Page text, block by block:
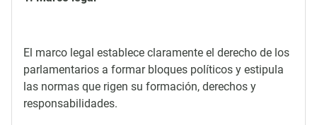
El marco legal establece claramente el derecho de los
parlamentarios a formar bloques políticos y estipula
las normas que rigen su formación, derechos y
responsabilidades.